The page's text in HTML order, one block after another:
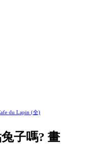
du Lapin (全)
子嗎? 畫